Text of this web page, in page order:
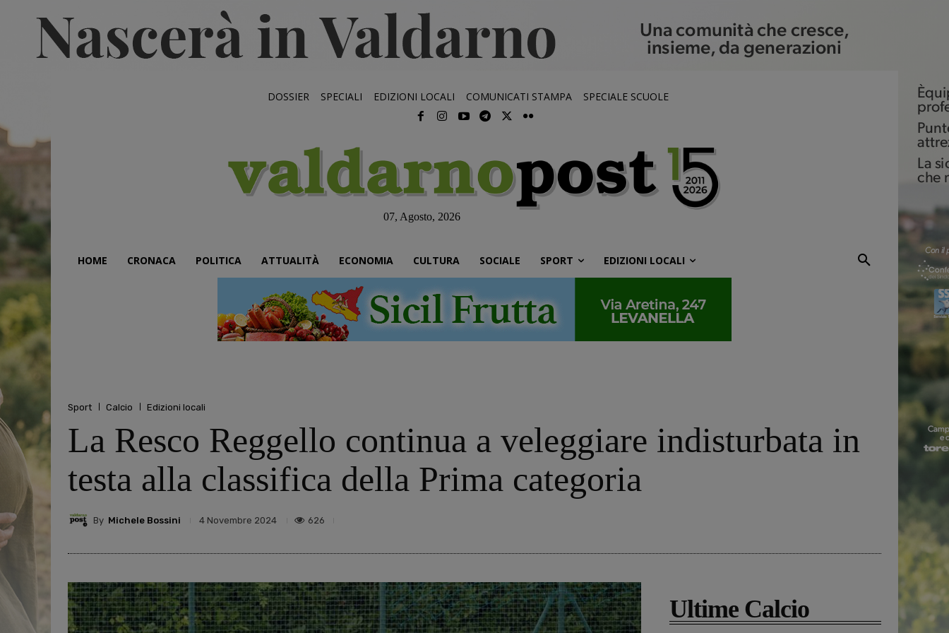
DOSSIER SPECIALI EDIZIONI LOCALI COMUNICATI STAMPA SPECIALE SCUOLE
07, Agosto, 2026
HOME CRONACA POLITICA ATTUALITÀ ECONOMIA CULTURA SOCIALE SPORT EDIZIONI LOCALI
Sport Calcio Edizioni locali
La Resco Reggello continua a veleggiare indisturbata in
testa alla classifica della Prima categoria
By Michele Bossini 4 Novembre 2024 626
Ultime Calcio